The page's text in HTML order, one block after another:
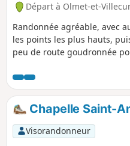
Départ à Olmet-et-
Randonnée agréable, avec
les points les plus hauts,
peu de route goudronnée
Chapelle Saint-
Visorandonneur